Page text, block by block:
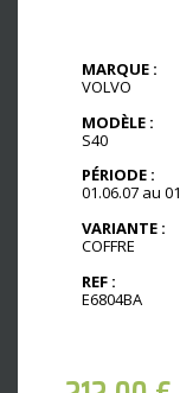
MARQUE :
VOLVO
MODÈLE :
S40
PÉRIODE :
01.06.07 au
VARIANTE :
COFFRE
REF :
E6804BA